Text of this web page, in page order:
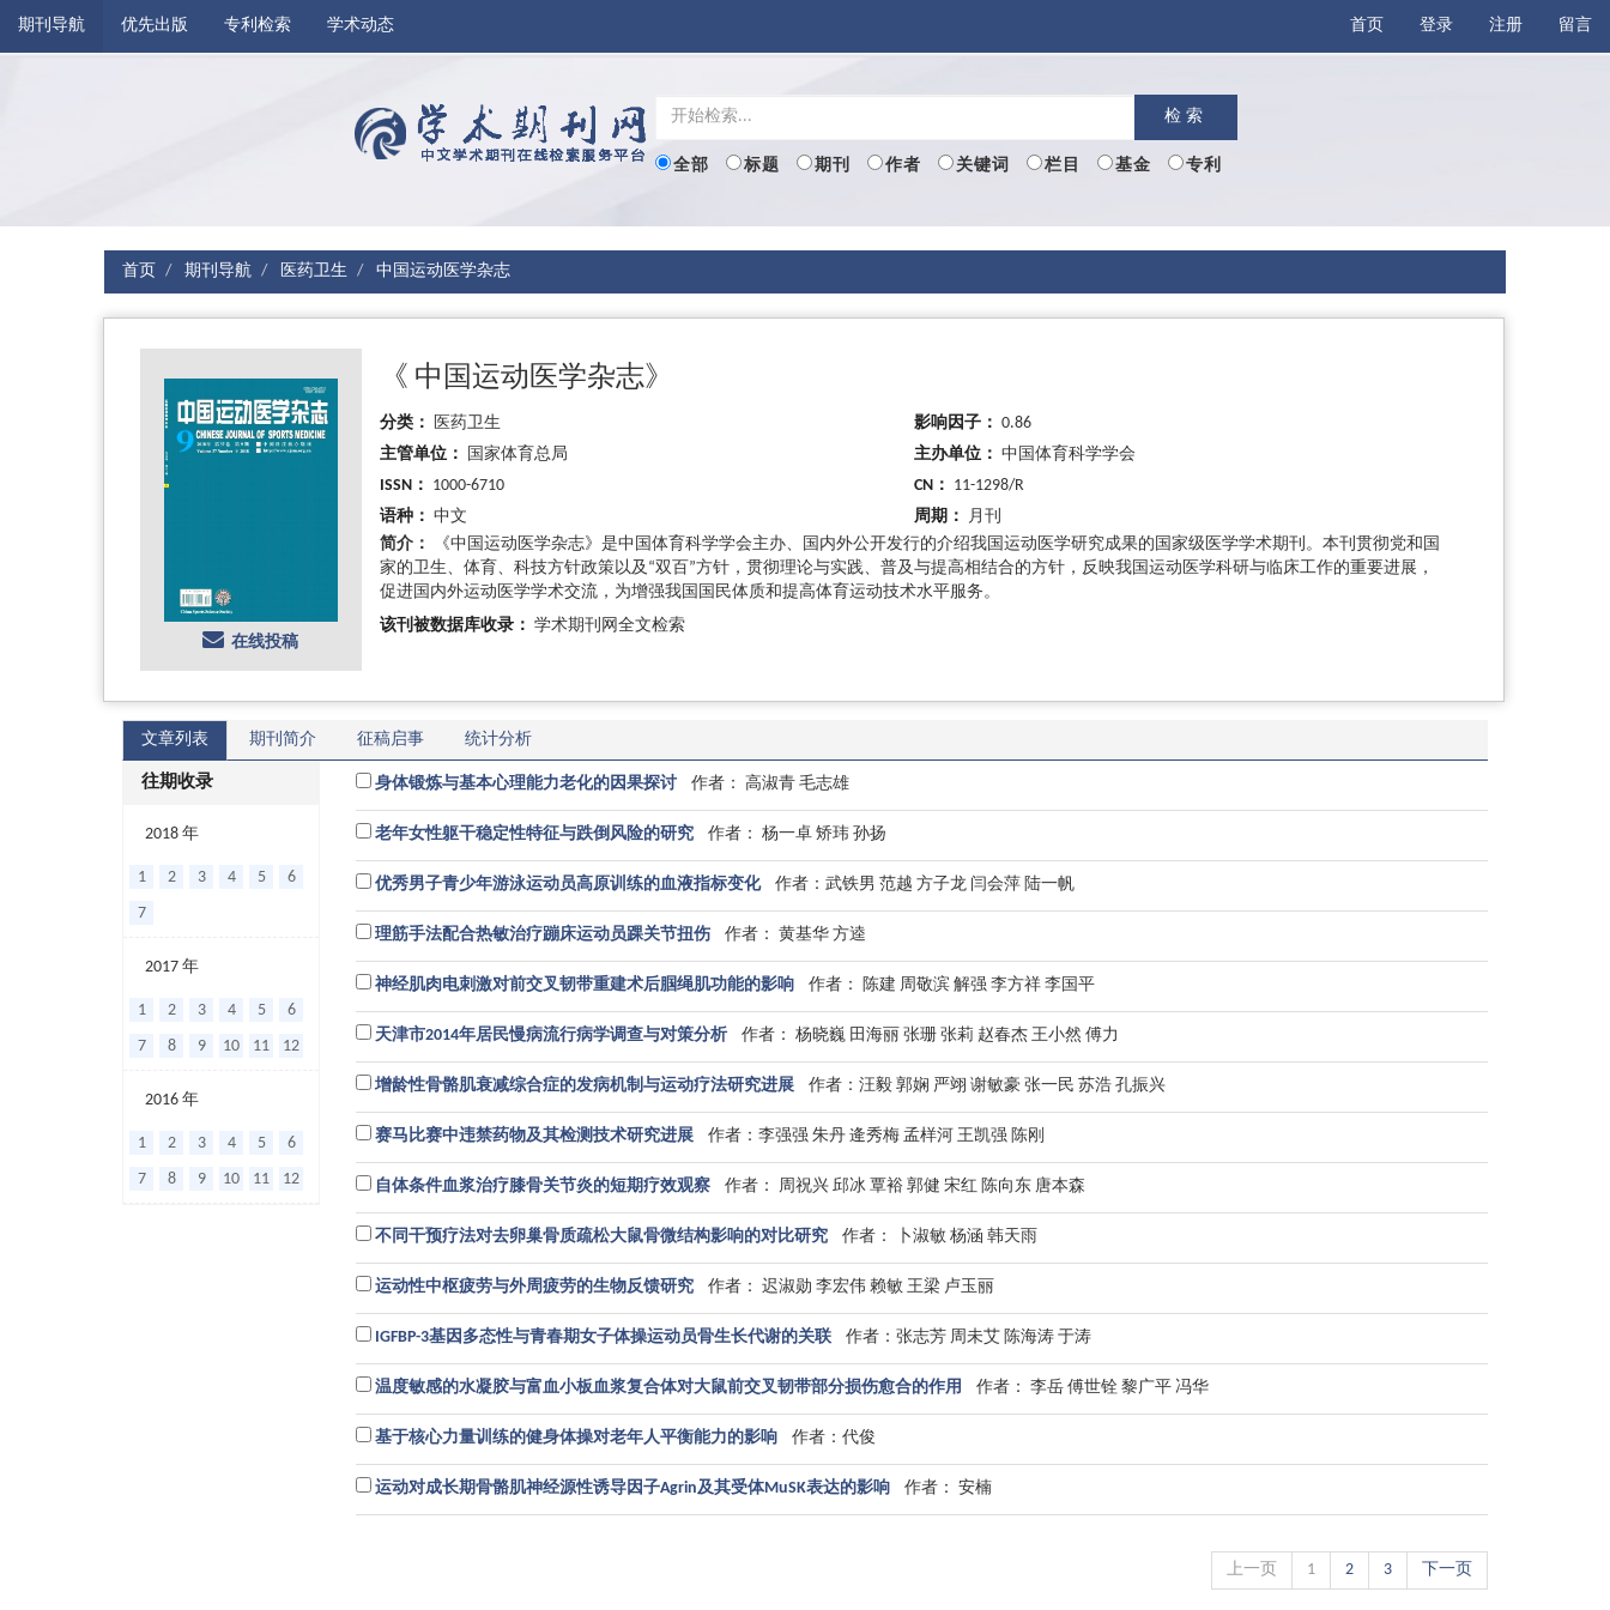
期刊导航 优先出版 专利检索 学术动态 首页 登录 注册 留言
检索
全部 标题 期刊 作者 关键词 栏目 基金 专利
首页 期刊导航 医药卫生 中国运动医学杂志
在线投稿
《 中国运动医学杂志》
分类： 医药卫生 影响因子： 0.86
主管单位：
国家体育总局 主办单位： 中国体育科学学会
ISSN： 1000-6710 CN： 11-1298/R
语种： 中文 周期： 月刊
简介：
《中国运动医学杂志》是中国体育科学学会主办、国内外公开发行的介绍我国运动医学研究成果的国家级医学学术期刊。本刊贯彻党和国
家的卫生、体育、科技方针政策以及“双百”方针，贯彻理论与实践、普及与提高相结合的方针，反映我国运动医学科研与临床工作的重要进展，
促进国内外运动医学学术交流，为增强我国国民体质和提高体育运动技术水平服务。
该刊被数据库收录： 学术期刊网全文检索
文章列表 期刊简介 征稿启事 统计分析
往期收录
2018 年
1 2 3 4 5
6
7
2017 年
1 2 3 4 5
6
7
8 9 10 11 12
2016 年
1 2 3 4 5
6
7
8 9 10 11 12
身体锻炼与基本心理能力老化的因果探讨 作者： 高淑青 毛志雄
老年女性躯干稳定性特征与跌倒风险的研究 作者： 杨一卓 矫玮 孙扬
优秀男子青少年游泳运动员高原训练的血液指标变化作者：武铁男 范越 方子龙 闫会萍 陆一帆
理筋手法配合热敏治疗蹦床运动员踝关节扭伤 作者： 黄基华 方逵
神经肌肉电刺激对前交叉韧带重建术后腘绳肌功能的影响 作者： 陈建 周敬滨 解强 李方祥 李国平
天津市2014年居民慢病流行病学调查与对策分析 作者： 杨晓巍 田海丽 张珊 张莉 赵春杰 王小然 傅力
增龄性骨骼肌衰减综合症的发病机制与运动疗法研究进展 作者：汪毅 郭娴 严翊 谢敏豪 张一民 苏浩 孔振兴
赛马比赛中违禁药物及其检测技术研究进展 作者：李强强 朱丹 逄秀梅 孟样河 王凯强 陈刚
自体条件血浆治疗膝骨关节炎的短期疗效观察 作者： 周祝兴 邱冰 覃裕 郭健 宋红 陈向东 唐本森
不同干预疗法对去卵巢骨质疏松大鼠骨微结构影响的对比研究 作者： 卜淑敏 杨涵 韩天雨
运动性中枢疲劳与外周疲劳的生物反馈研究 作者： 迟淑勋 李宏伟 赖敏 王梁 卢玉丽
IGFBP-3基因多态性与青春期女子体操运动员骨生长代谢的关联作者：张志芳 周未艾 陈海涛 于涛
温度敏感的水凝胶与富血小板血浆复合体对大鼠前交叉韧带部分损伤愈合的作用 作者： 李岳 傅世铨 黎广平 冯华
基于核心力量训练的健身体操对老年人平衡能力的影响 作者：代俊
运动对成长期骨骼肌神经源性诱导因子Agrin及其受体MuSK表达的影响 作者： 安楠
上一页 1 2 3 下一页